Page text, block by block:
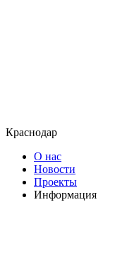
Краснодар
О нас
Новости
Проекты
Информация